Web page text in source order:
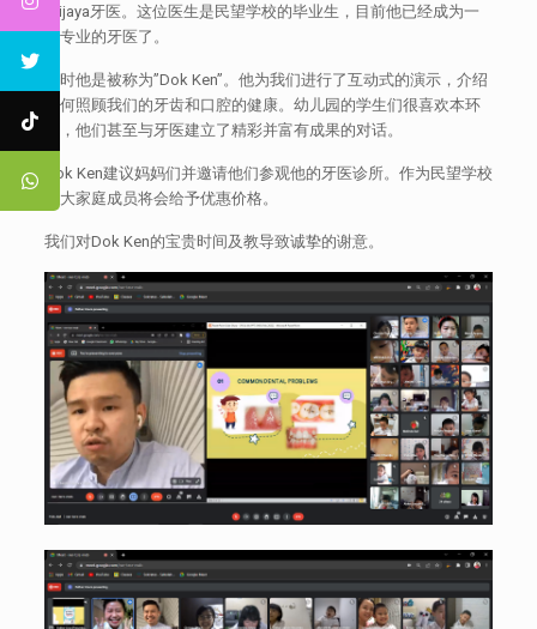
Wijaya牙医。这位医生是民望学校的毕业生，目前他已经成为一
名专业的牙医了。
平时他是被称为”Dok Ken”。他为我们进行了互动式的演示，介绍
如何照顾我们的牙齿和口腔的健康。幼儿园的学生们很喜欢本环
节，他们甚至与牙医建立了精彩并富有成果的对话。
Dok Ken建议妈妈们并邀请他们参观他的牙医诊所。作为民望学校
的大家庭成员将会给予优惠价格。
我们对Dok Ken的宝贵时间及教导致诚挚的谢意。